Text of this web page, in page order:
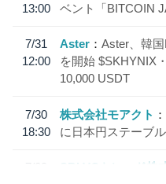
13:00
ベント「BITCOIN
7/31
12:00
Aster
Aster、韓
を開始 $SKHYNIX
10,000 USDT
7/30
18:30
株式会社モアクト
に日本円ステーブ
7/29
SBI VCトレード株